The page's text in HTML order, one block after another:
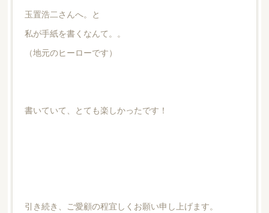
玉置浩二さんへ。と
私が手紙を書くなんて。。
（地元のヒーローです）
書いていて、とても楽しかったです！
引き続き、ご愛顧の程宜しくお願い申し上げます。